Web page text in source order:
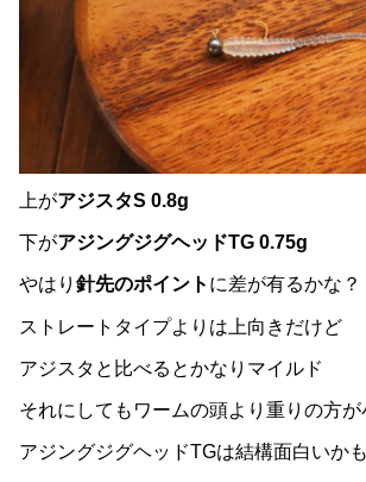
上がアジスタS 0.8g
下がアジングジグヘッドTG 0.75g
やはり 針先のポイント に差が有るかな？
ストレートタイプよりは上向きだけど
アジスタと比べるとかなりマイルド
それにしてもワームの頭より重りの方が
アジングジグヘッドTGは結構面白いかも